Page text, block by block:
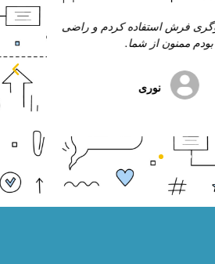
فرش استفاده کردم و راضی
بودم ممنون از شما.
نوری